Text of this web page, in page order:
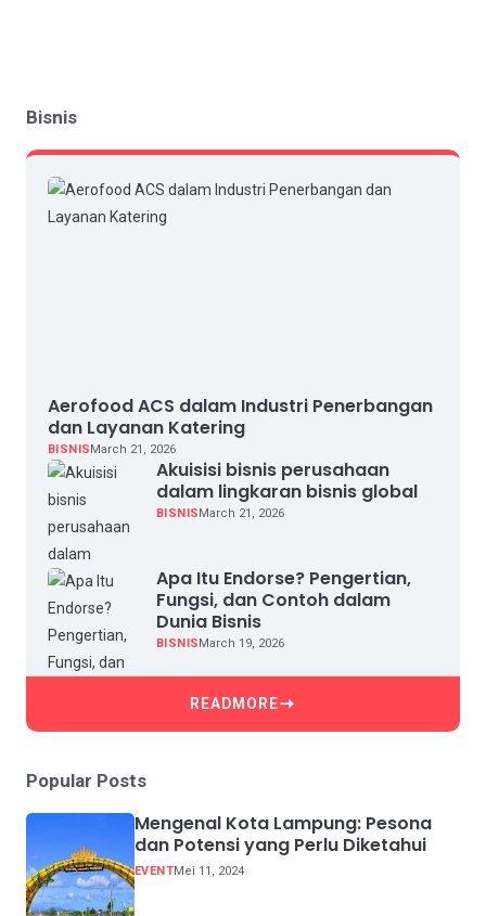
Bisnis
Aerofood ACS dalam Industri Penerbangan
dan Layanan Katering
BISNIS March 21, 2026
Akuisisi bisnis perusahaan
dalam lingkaran bisnis global
BISNIS March 21, 2026
Apa Itu Endorse? Pengertian,
Fungsi, dan Contoh dalam
Dunia Bisnis
BISNIS March 19, 2026
READMORE
Popular Posts
Mengenal Kota Lampung: Pesona
dan Potensi yang Perlu Diketahui
EVENTMei 11, 2024